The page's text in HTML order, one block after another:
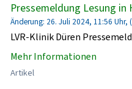
Pressemeldung Lesung in
Änderung: 26. Juli 2024, 11:56 Uhr,
LVR-Klinik Düren
Mehr Informationen
Artikel